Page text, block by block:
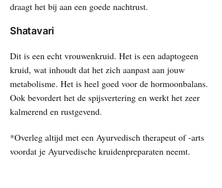
draagt het bij aan een goede nachtrust.
Shatavari
Dit is een echt vrouwenkruid. Het is een adaptogeen
kruid, wat inhoudt dat het zich aanpast aan jouw
metabolisme. Het is heel goed voor de hormoonbalans.
Ook bevordert het de spijsvertering en werkt het zeer
kalmerend en rustgevend.
*Overleg altijd met een Ayurvedisch therapeut of -arts
voordat je Ayurvedische kruidenpreparaten neemt.